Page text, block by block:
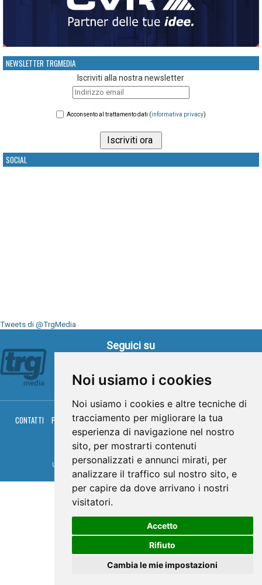
Noi usiamo i cookies
Noi usiamo i cookies e altre tecniche di
tracciamento per migliorare la tua
esperienza di navigazione nel nostro
sito, per mostrarti contenuti
personalizzati e annunci mirati, per
analizzare il traffico sul nostro sito, e
per capire da dove arrivano i nostri
visitatori.
Accetto
Rifiuto
Cambia le mie impostazioni
NEWSLETTER TRGMEDIA
Iscriviti alla nostra newsletter
Acconsento al trattamento dati (informativa privacy)
SOCIAL
Tweets di @TrgMedia
Seguici su
CONTATTI PRIVACY COOKIES PALINSESTO DIRETTA TV
DIRETTA RADIO
RGM HITRADIO
© TRG Media 2005-2026
Umbria Televisioni s.r.l. - P.I.00496230541 -www.trgmedia.it- Powered by